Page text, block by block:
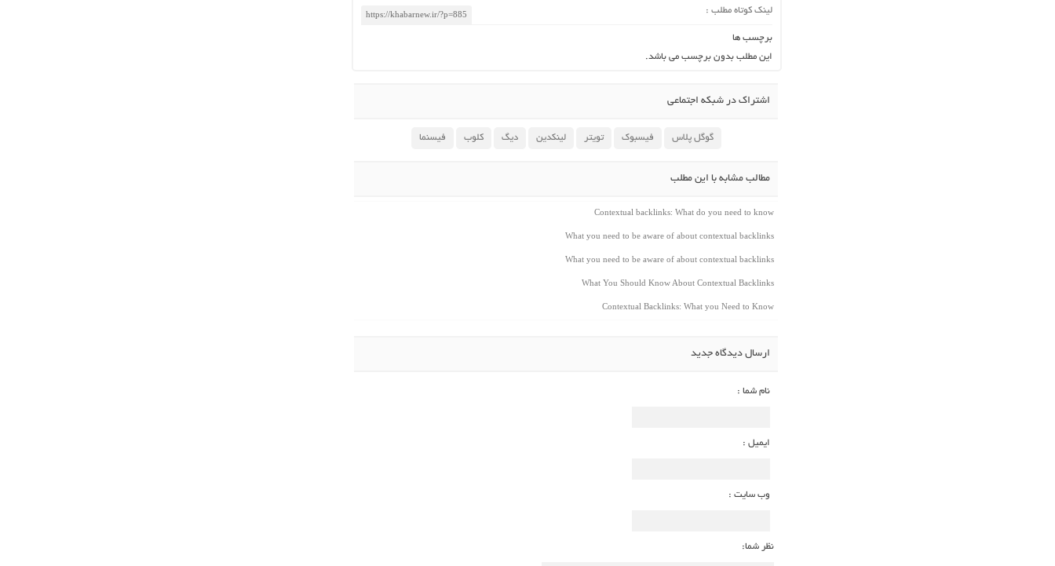
لینک کوتاه مطلب :
برچسب ها
این مطلب بدون برچسب می باشد.
اشتراک در شبکه اجتماعی
گوگل پلاس فیسبوک تویتر لینکدین دیگ کلوب فیسنما
مطالب مشابه با این مطلب
Contextual backlinks: What do you need to know
What you need to be aware of about contextual backlinks
What you need to be aware of about contextual backlinks
What You Should Know About Contextual Backlinks
Contextual Backlinks: What you Need to Know
ارسال دیدگاه جدید
نام شما :
ایمیل :
وب سایت :
نظر شما: